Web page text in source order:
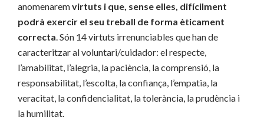
anomenaremvirtuts i que, sense elles, difícilment
podrà exercir el seu treball de forma èticament
correcta. Són 14 virtuts irrenunciables que han de
caracteritzar al voluntari/cuidador: el respecte,
l’amabilitat, l’alegria, la paciència, la comprensió, la
responsabilitat, l’escolta, la confiança, l’empatia, la
veracitat, la confidencialitat, la tolerància, la prudència i
la humilitat.